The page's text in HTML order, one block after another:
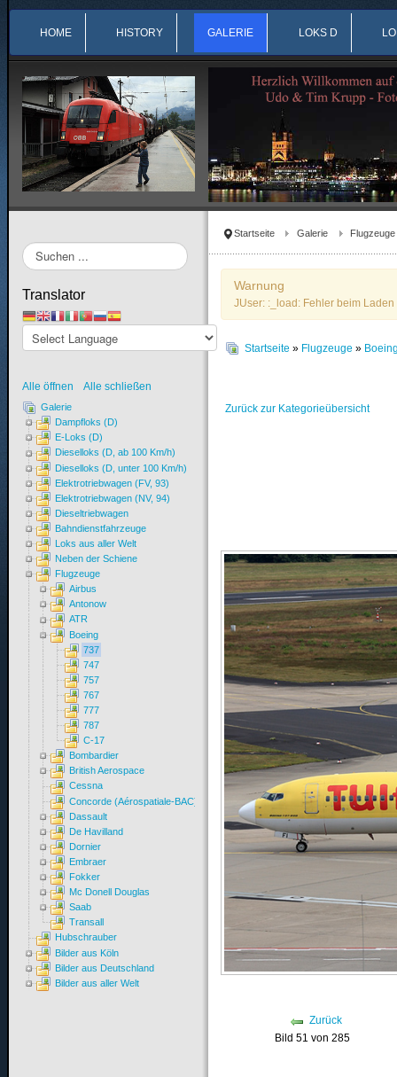
HOME HISTORY GALERIE LOKS D
Startseite Galerie Flugzeuge
Warnung
JUser: :_load: Fehler beim
Startseite » Flugzeuge »
Zurück zur Kategorieübersicht
Zurück
Bild 51 von 285
Suchen
...
Translator
Alle öffnen Alle schließen
Galerie
Dampfloks (D)
E-Loks (D)
Dieselloks (D, ab 100 Km/h)
Dieselloks (D, unter 100 Km/h)
Elektrotriebwagen (FV, 93)
Elektrotriebwagen (NV, 94)
Dieseltriebwagen
Bahndienstfahrzeuge
Loks aus aller Welt
Neben der Schiene
Flugzeuge
Airbus
Antonow
ATR
Boeing
737
747
757
767
777
787
C-17
Bombardier
British Aerospace
Cessna
Concorde (Aérospatiale-BAC)
Dassault
De Havilland
Dornier
Embraer
Fokker
Mc Donell Douglas
Saab
Transall
Hubschrauber
Bilder aus Köln
Bilder aus Deutschland
Bilder aus aller Welt